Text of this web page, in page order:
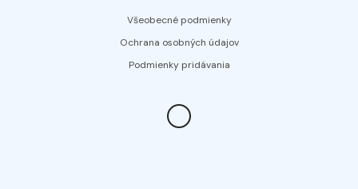
Všeobecné podmienky
Ochrana osobných údajov
Podmienky pridávania